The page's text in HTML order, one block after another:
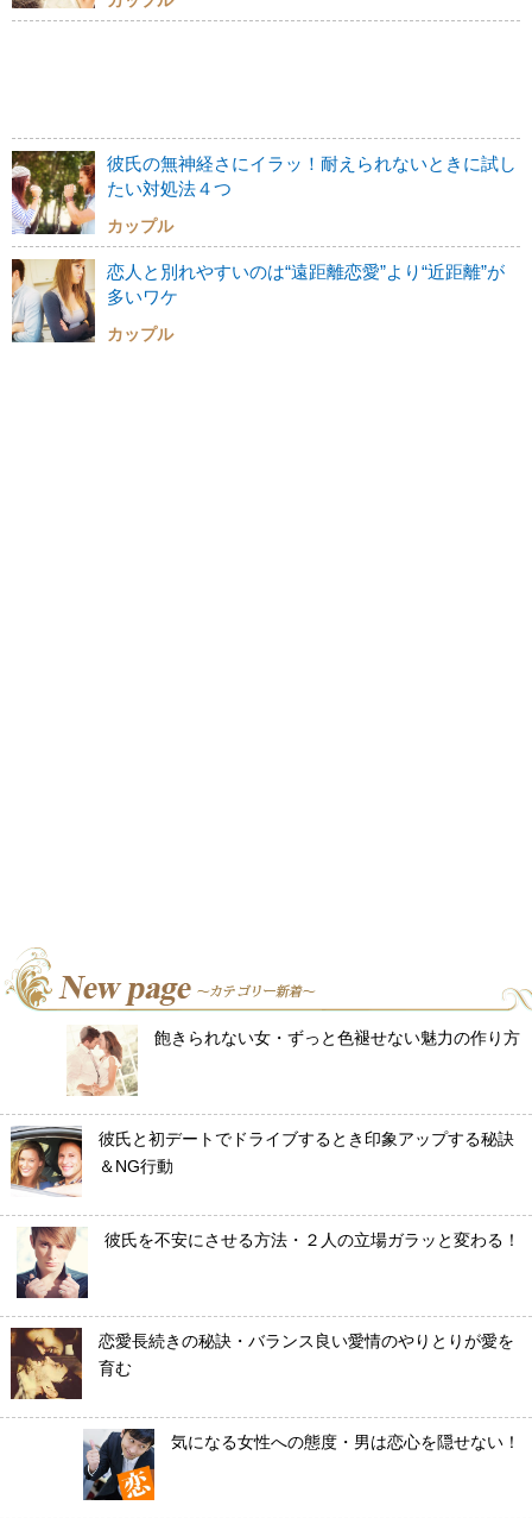
彼氏の無神経さにイラッ！耐えられないときに試し
たい対処法４つ
カップル
恋人と別れやすいのは“遠距離恋愛”より“近距離”が
多いワケ
カップル
飽きられない女・ずっと色褪せない魅力の作り方
彼氏と初デートでドライブするとき印象アップする秘訣
＆NG行動
彼氏を不安にさせる方法・２人の立場ガラッと変わる！
恋愛長続きの秘訣・バランス良い愛情のやりとりが愛を
育む
気になる女性への態度・男は恋心を隠せない！